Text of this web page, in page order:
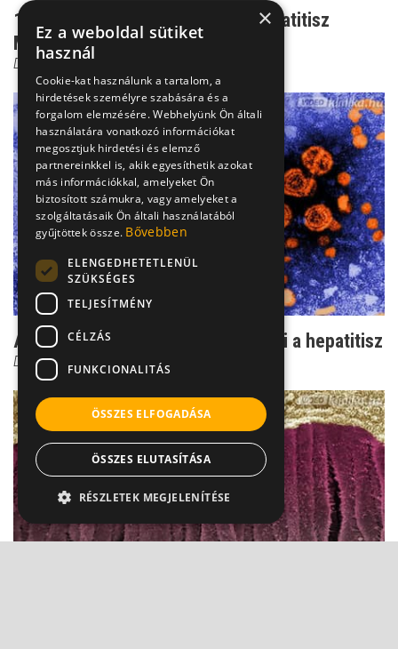
100 000 beteg tünet nélkül - a hepatitisz
Magyarországon
Dr. Makara Mihály
Árulkodó enzimek: így mutatható ki a hepatitisz
Dr. Makara Mihály
×
Ez a weboldal sütiket
használ
Cookie-kat használunk a tartalom, a
hirdetések személyre szabására és a
forgalom elemzésére. Webhelyünk Ön általi
használatára vonatkozó információkat
megosztjuk hirdetési és elemző
partnereinkkel is, akik egyesíthetik azokat
más információkkal, amelyeket Ön
biztosított számukra, vagy amelyeket a
szolgáltatásaik Ön általi használatából
gyűjtöttek össze. Bővebben
ELENGEDHETETLENÜL
SZÜKSÉGES
TELJESÍTMÉNY
CÉLZÁS
FUNKCIONALITÁS
ÖSSZES ELFOGADÁSA
ÖSSZES ELUTASÍTÁSA
RÉSZLETEK MEGJELENÍTÉSE